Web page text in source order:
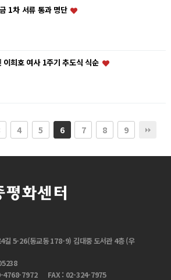
1차 서류 통과 명단
이희호 여사 1주기 추도식 식순
4 5 6 7 8 9
길 5-26(동교동 178-9) 김대중 도서관 4층 (우
4768-7972
FAX : 02-324-7975